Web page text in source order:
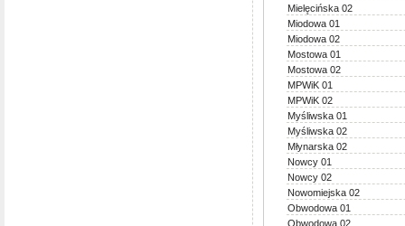
Mielęcińska 02
Miodowa 01
Miodowa 02
Mostowa 01
Mostowa 02
MPWiK 01
MPWiK 02
Myśliwska 01
Myśliwska 02
Młynarska 02
Nowcy 01
Nowcy 02
Nowomiejska 02
Obwodowa 01
Obwodowa 02